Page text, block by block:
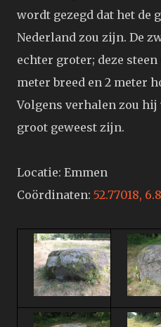
wordt gezegd dat het de
Nederland zou zijn. De
echter groter; deze steen
meter breed en 2 meter
Volgens verhalen zou
groot geweest zijn.
Locatie: Emmen
Coördinaten: 52.77018,